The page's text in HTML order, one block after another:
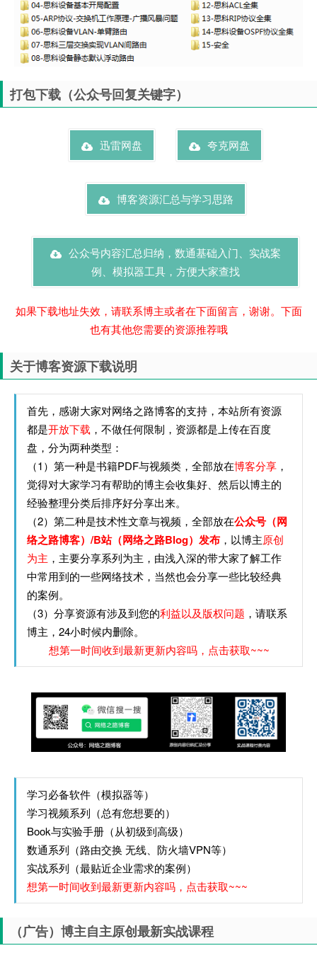
打包下载（公众号回复关键字）
迅雷网盘 夸克网盘
博客资源汇总与学习思路
公众号内容汇总归纳，数通基础入门、实战案
例、模拟器工具，方便大家查找
如果下载地址失效，请联系博主或者在下面留言，谢谢。下面
也有其他您需要的资源推荐哦
关于博客资源下载说明
首先，感谢大家对网络之路博客的支持，本站所有资源
都是开放下载 ，不做任何限制，资源都是上传在百度
盘，分为两种类型：
（1）第一种是书籍PDF与视频类，全部放在博客分享 ，
觉得对大家学习有帮助的博主会收集好、然后以博主的
经验整理分类后排序好分享出来。
（2）第二种是技术性文章与视频，全部放在公众号（网
络之路博客）/B站（网络之路Blog）发布 ，以博主原创
为主 ，主要分享系列为主，由浅入深的带大家了解工作
中常用到的一些网络技术，当然也会分享一些比较经典
的案例。
（3）分享资源有涉及到您的利益以及版权问题 ，请联系
博主，24小时候内删除。
想第一时间收到最新更新内容吗，点击获取~~~
学习必备软件（模拟器等）
学习视频系列（总有您想要的）
Book与实验手册（从初级到高级）
数通系列（路由交换 无线、防火墙VPN等）
实战系列（最贴近企业需求的案例）
想第一时间收到最新更新内容吗，点击获取~~~
（广告）博主自主原创最新实战课程